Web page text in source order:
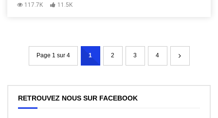
117.7K 11.5K
Page 1 sur 4 1 2 3 4
RETROUVEZ NOUS SUR FACEBOOK